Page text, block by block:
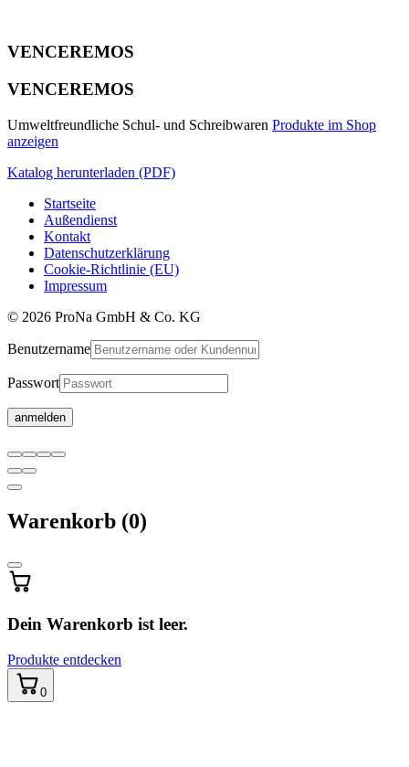
VENCEREMOS
VENCEREMOS
Umweltfreundliche Schul- und Schreibwaren Produkte im Shop
anzeigen
Katalog herunterladen (PDF)
Startseite
Außendienst
Kontakt
Datenschutzerklärung
Cookie-Richtlinie (EU)
Impressum
© 2026 ProNa GmbH & Co. KG
Benutzername
Passwort
Warenkorb
wird
…
Warenkorb (0)
Dein Warenkorb ist leer.
Produkte entdecken
0